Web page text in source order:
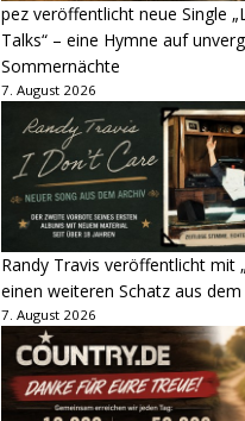
pez veröffentlicht neue Single
Talks“ – eine Hymne auf
Sommernächte
7. August 2026
Randy Travis veröffentlicht mit
einen weiteren Schatz aus dem
7. August 2026